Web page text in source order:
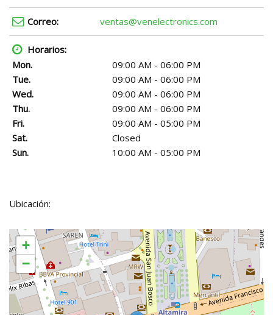
Correo: ventas@venelectronics.com
Horarios:
Mon.
09:00 AM - 06:00 PM
Tue.
09:00 AM - 06:00 PM
Wed.
09:00 AM - 06:00 PM
Thu.
09:00 AM - 06:00 PM
Fri.
09:00 AM - 05:00 PM
Sat.
Closed
Sun.
10:00 AM - 05:00 PM
Ubicación:
+
−